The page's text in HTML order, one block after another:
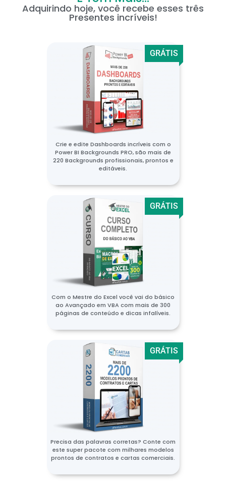
Adquirindo hoje, você recebe esses três
Presentes incríveis!
GRÁTIS
Crie e edite Dashboards incríveis com o
Power BI Backgrounds PRO, são mais de
220 Backgrounds profissionais, prontos e
editáveis.
GRÁTIS
Com o Mestre do Excel você vai do básico
ao Avançado em VBA com mais de 300
páginas de conteúdo e dicas infalíveis.
GRÁTIS
Precisa das palavras corretas? Conte com
este super pacote com milhares modelos
prontos de contratos e cartas comerciais.